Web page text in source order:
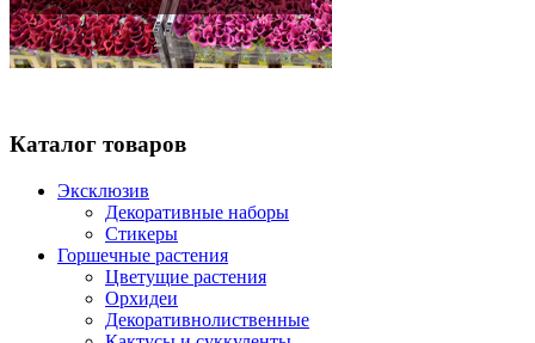
Каталог товаров
Эксклюзив
Декоративные наборы
Стикеры
Горшечные растения
Цветущие растения
Орхидеи
Декоративнолиственные